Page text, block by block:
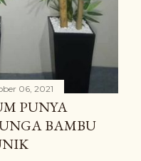
06, 2021
PUNYA
BAMBU